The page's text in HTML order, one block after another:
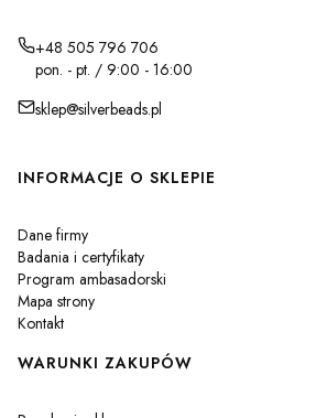
+48 505 796 706
pon. - pt. / 9:00 - 16:00
sklep@silverbeads.pl
Linki w stopce
INFORMACJE O SKLEPIE
Dane firmy
Badania i certyfikaty
Program ambasadorski
Mapa strony
Kontakt
WARUNKI ZAKUPÓW